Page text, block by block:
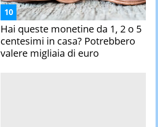
Hai queste monetine da 1, 2 o 5
centesimi in casa? Potrebbero
valere migliaia di euro